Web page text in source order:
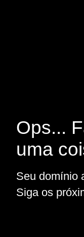
Ops...
uma
Seu domínio
Siga os